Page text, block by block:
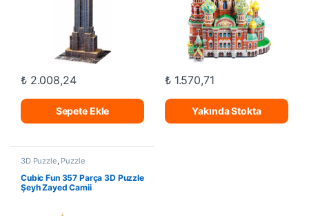
₺2.008,24
Sepete Ekle
₺1.570,71
Yakında Stokta
3D Puzzle, Puzzle
Cubic Fun 357 Parça 3D Puzzle
Şeyh Zayed Camii